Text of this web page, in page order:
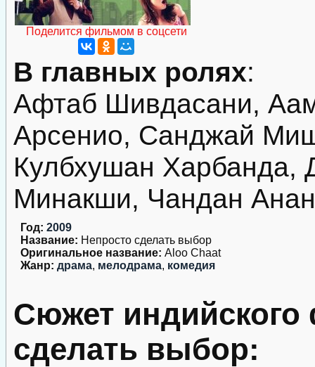
Поделится фильмом в соцсети
В главных ролях:
Афтаб Шивдасани,
Арсенио, Санджай
Кулбхушан Харбанда,
Минакши, Чандан
Год: 2009
Название: Непросто сделать выбор
Оригинальное название: Aloo Chaat
Жанр: драма, мелодрама, комедия
Сюжет
сделать выбор: